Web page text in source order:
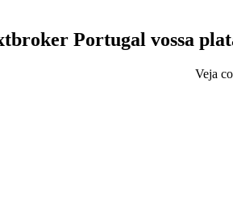
Portugal vossa
Veja